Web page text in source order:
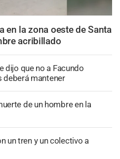
en la zona oeste de Santa
acribillado
dijo que no a Facundo
deberá mantener
de un hombre en la
un tren y un colectivo a